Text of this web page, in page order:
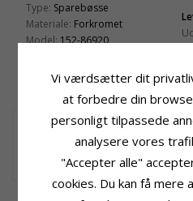
Type: Sparebøsse
Materiale: Forkromet
Model:152-86920
Form: Græskar
JA - Bestilles Nedenfor
Eventyr sparebøsse
sparebøsse i forkromet model:
Andersen. form: græskar. gravering:
{if[9498]}
Vi værdsætter dit
at forbedre din
personligt tilpassede
analysere vores
"Accepter alle"
cookies. Du kan få mere